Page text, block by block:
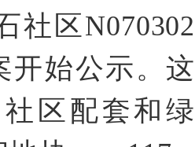
社区N070302
开始公示。这
区配套和绿